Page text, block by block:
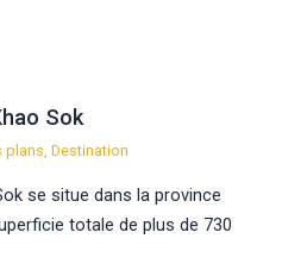
Sok
plans,Destination
se situe dans la province
totale de plus de 730